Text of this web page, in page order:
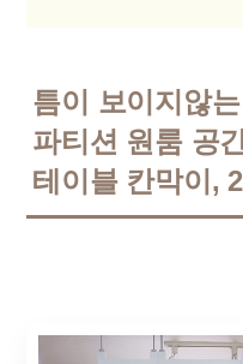
틈이 보이지않
파티션 원룸 공
테이블 칸막이,